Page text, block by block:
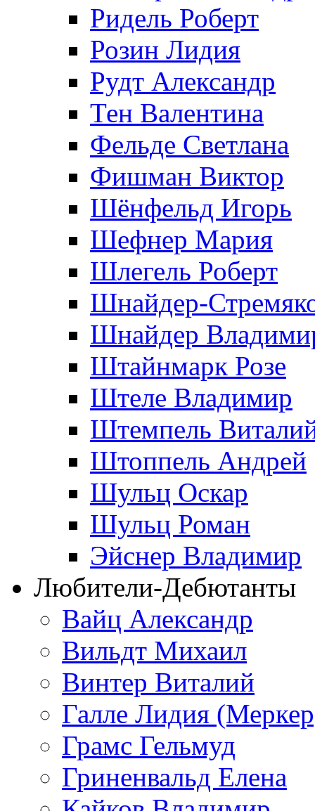
Ридель Роберт
Розин Лидия
Рудт Александр
Тен Валентина
Фельде Светлана
Фишман Виктор
Шёнфельд Игорь
Шефнер Мария
Шлегель Роберт
Шнайдер-
Шнайдер
Штайнмарк Розe
Штеле Владимир
Штемпель
Штоппель Андрей
Шульц Оскар
Шульц Роман
Эйснер Владимир
Любители-Дебютанты
Вайц Александр
Вильдт Михаил
Винтер Виталий
Галле Лидия
Грамс Гельмуд
Гриненвальд Елена